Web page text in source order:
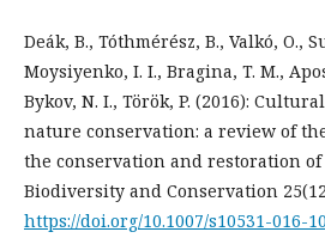
Deák, B., Tóthmérész, B., Valkó, O.,
Moysiyenko, I. I., Bragina, T. M.,
Bykov, N. I., Török, P. (2016):
nature conservation: a review of
the conservation and restoration of
Biodiversity and Conservation
https://doi.org/10.1007/s10531-016-